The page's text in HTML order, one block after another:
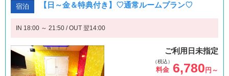
宿泊 【日～金＆特典付き】♡通常ルームプラン♡
IN 18:00 ～ 21:50 / OUT 翌14:00
ご利用日未指定
（税込）
料金 6,780 円～